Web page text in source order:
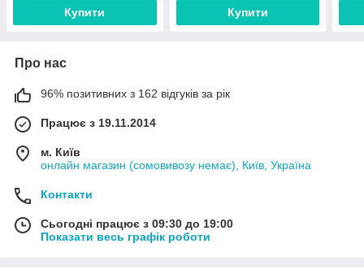
Купити Купити
Про нас
96% позитивних з 162 відгуків за рік
Працює з 19.11.2014
м. Київ
онлайн магазин (сомовивозу немає), Київ, Україна
Контакти
Сьогодні працює з 09:30 до 19:00
Показати весь графік роботи